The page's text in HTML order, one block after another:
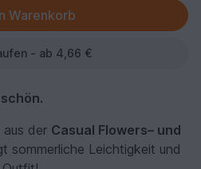
- ab 4,66 €
aus der Casual Flowers– und
sommerliche Leichtigkeit und